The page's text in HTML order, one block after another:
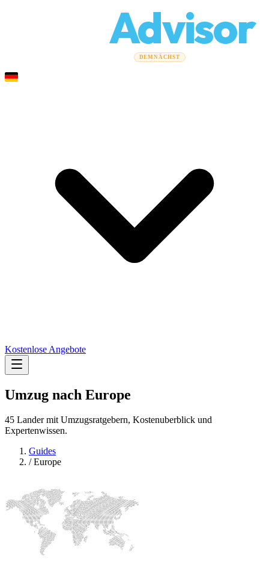
Advisor
DEMNÄCHST
Kostenlose Angebote
Umzug nach Europe
45 Lander mit Umzugsratgebern, Kostenuberblick und
Expertenwissen.
Guides
/Europe